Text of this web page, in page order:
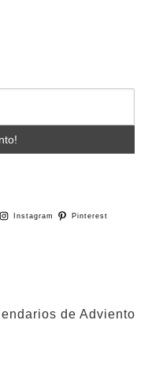
Instagram
Pinterest
de Adviento